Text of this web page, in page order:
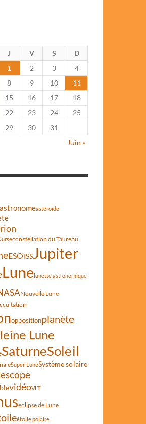
J V S
D
1
2 3
4
8 9 10
11
15 16 17
18
22 23 24
25
29 30
31
Juin »
astronomeastéroïde
constellation du Taureau
ESOISSJupiter
Lunelunette astronomique
Nouvelle Lune
oppositionplanète
Lune
SaturneSoleil
Super LuneSystème solaire
vidéoVLT
éclipse de Lune
étoile polaire